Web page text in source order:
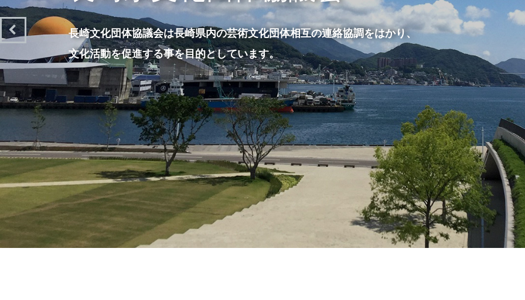
長崎文化団体協議会は長崎県内の芸術文化団体相互の連絡協調をはかり、
文化活動を促進する事を目的としています。